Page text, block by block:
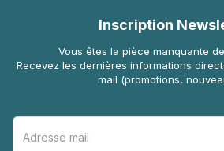
Inscription
Vous êtes la pièce manquante
Recevez les dernières informations
mail (promotions,